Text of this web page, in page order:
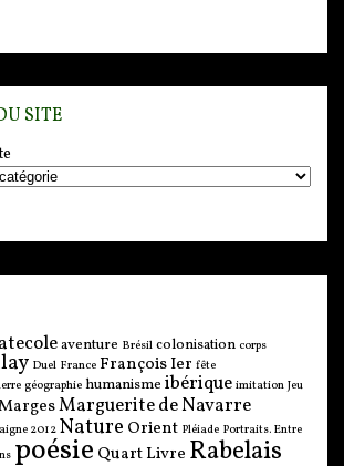
SITE
atecoleaventure Brésil colonisation corps
Duel France François Ier fête
géographie humanisme ibérique imitation Jeu
Marguerite de Navarre
2012 Nature Orient Pléiade Portraits. Entre
poésie Quart Livre Rabelais